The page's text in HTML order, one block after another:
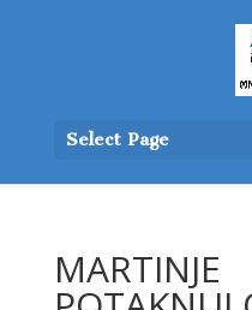
Select Page
MARTINJE